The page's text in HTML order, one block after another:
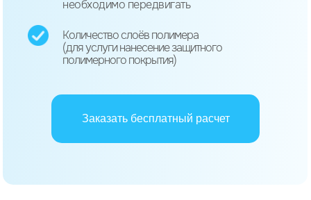
Заказать бесплатный расчет
необходимо передвигать
Количество слоёв полимера
(для услуги нанесение защитного
полимерного покрытия)